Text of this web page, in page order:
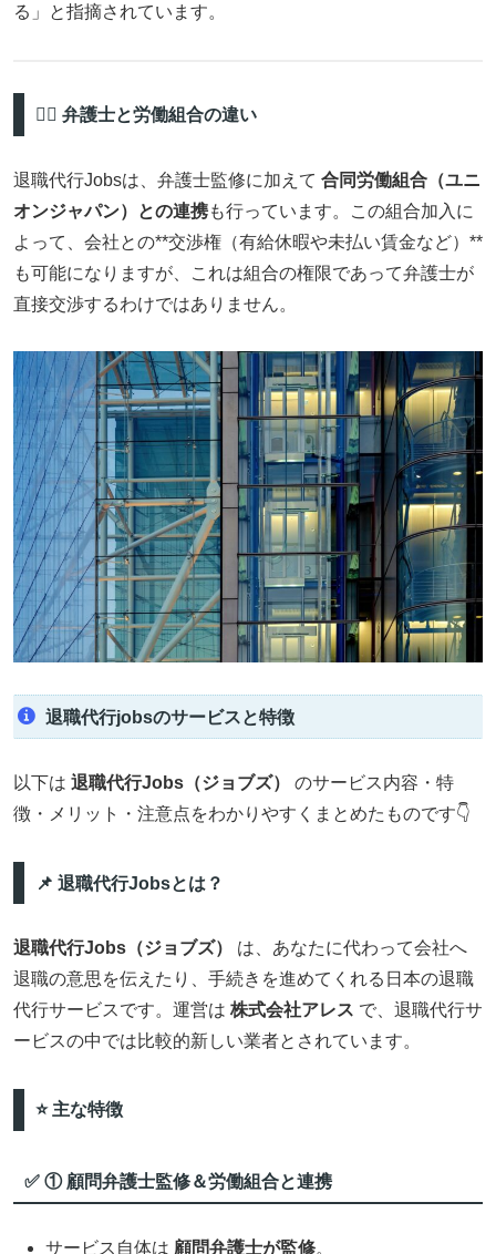
る」と指摘されています。
🧑‍⚖️ 弁護士と労働組合の違い
退職代行Jobsは、弁護士監修に加えて 合同労働組合（ユニ
オンジャパン）との連携も行っています。この組合加入に
よって、会社との**交渉権（有給休暇や未払い賃金など）**
も可能になりますが、これは組合の権限であって弁護士が
直接交渉するわけではありません。
退職代行jobsのサービスと特徴
以下は 退職代行Jobs（ジョブズ）
のサービス内容・特
徴・メリット・注意点をわかりやすくまとめたものです👇
📌 退職代行Jobsとは？
退職代行Jobs（ジョブズ）
は、あなたに代わって会社へ
退職の意思を伝えたり、手続きを進めてくれる日本の退職
代行サービスです。運営は 株式会社アレス で、退職代行サ
ービスの中では比較的新しい業者とされています。
⭐️ 主な特徴
✅ ① 顧問弁護士監修＆労働組合と連携
サービス自体は 顧問弁護士が監修。